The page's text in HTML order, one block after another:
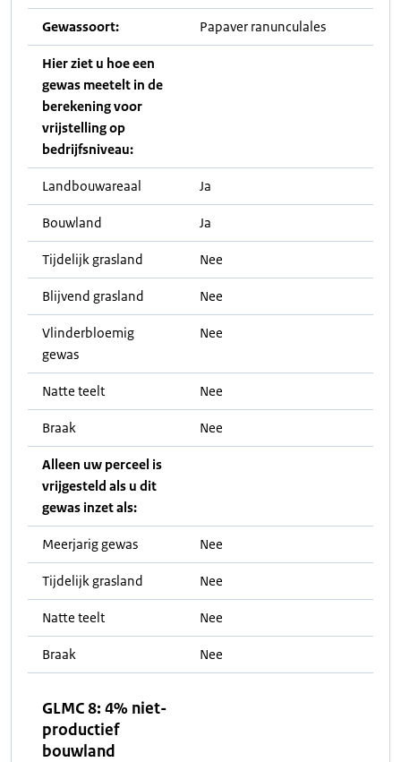
Gewassoort: Papaver ranunculales
Hier ziet u hoe een
gewas meetelt in de
berekening voor
vrijstelling op
bedrijfsniveau:
Landbouwareaal Ja
Bouwland Ja
Tijdelijk grasland Nee
Blijvend grasland Nee
Vlinderbloemig
gewas
Nee
Natte teelt Nee
Braak Nee
Alleen uw perceel is
vrijgesteld als u dit
gewas inzet als:
Meerjarig gewas Nee
Tijdelijk grasland Nee
Natte teelt Nee
Braak Nee
GLMC 8: 4% niet-
productief
bouwland